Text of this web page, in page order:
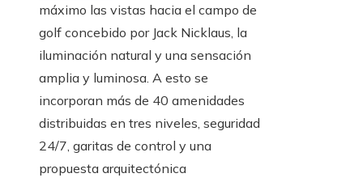
máximo las vistas hacia el campo de
golf concebido por Jack Nicklaus, la
iluminación natural y una sensación
amplia y luminosa. A esto se
incorporan más de 40 amenidades
distribuidas en tres niveles, seguridad
24/7, garitas de control y una
propuesta arquitectónica